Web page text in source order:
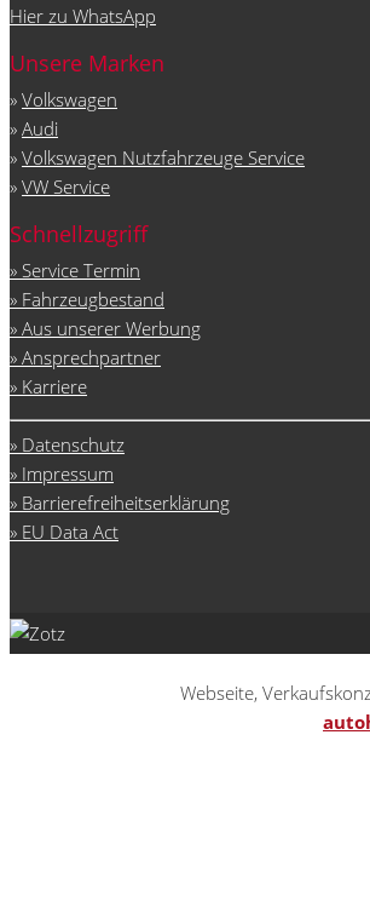
Hier zu WhatsApp
Unsere Marken
» Volkswagen
» Audi
» Volkswagen Nutzfahrzeuge Service
» VW Service
Schnellzugriff
» Service Termin
» Fahrzeugbestand
» Aus unserer Werbung
» Ansprechpartner
» Karriere
» Datenschutz
» Impressum
» Barrierefreiheitserklärung
» EU Data Act
Webseite,